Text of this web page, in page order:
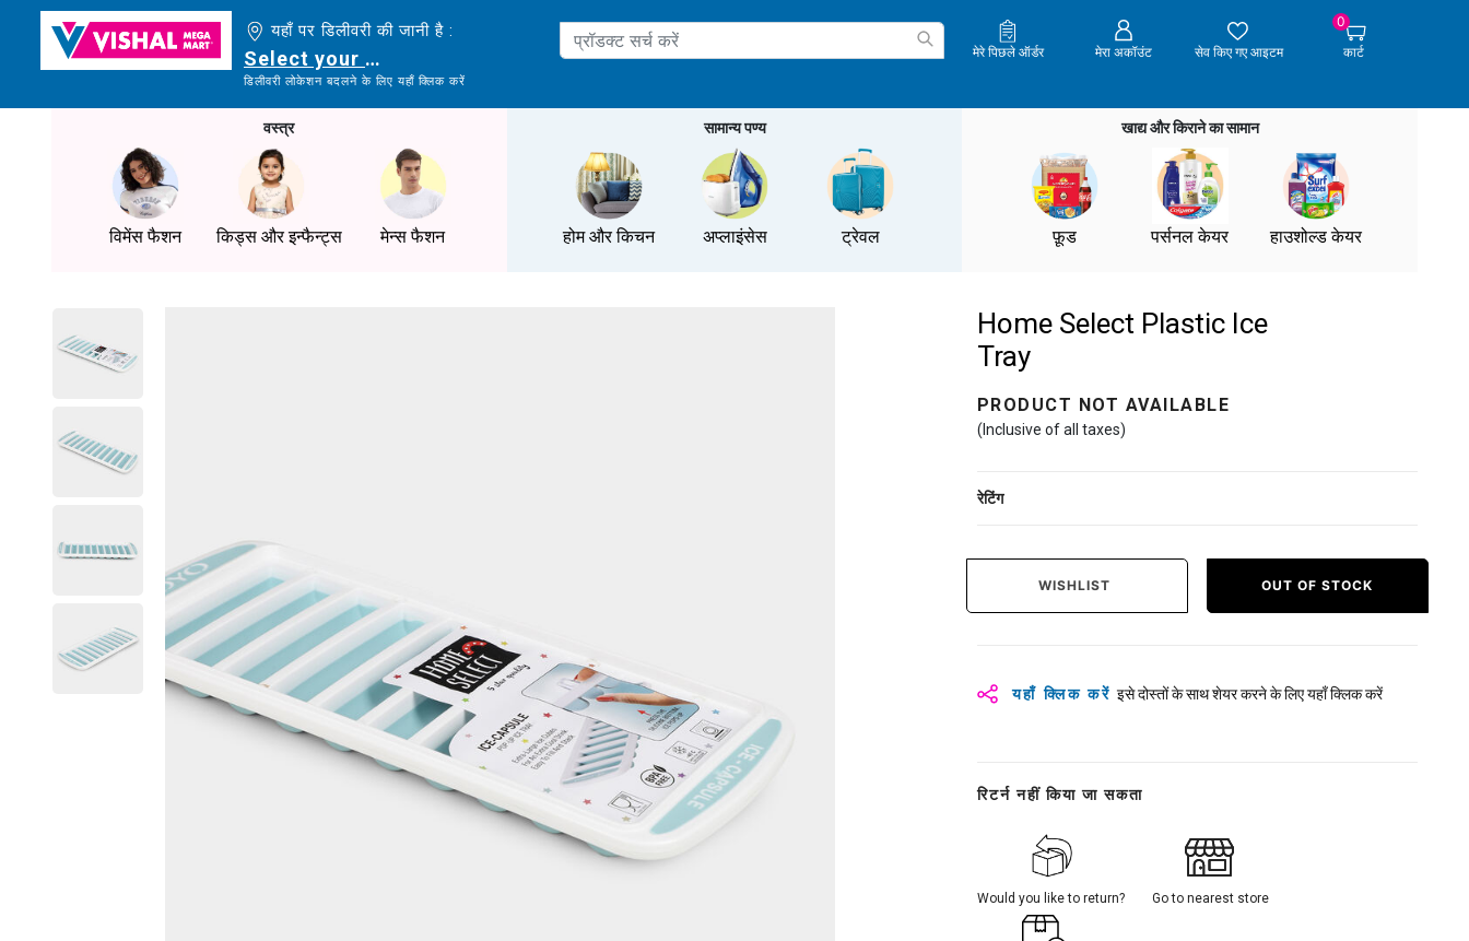
यहाँ पर डिलीवरी की जानी है :
Select your delivery location
डिलीवरी लोकेशन बदलने के लिए यहाँ क्लिक करें
मेरे पिछले ऑर्डर मेरा अकॉउंट सेव किए गए आइटम
0
कार्ट
वस्त्र
विमेंस फैशन किड्स और इन्फैन्ट्स मेन्स फैशन
सामान्य पण्य
होम और किचन अप्लाइंसेस ट्रेवल
खाद्य और किराने का सामान
फ़ूड पर्सनल केयर हाउशोल्ड केयर
Home Select Plastic Ice
Tray
PRODUCT NOT AVAILABLE
(Inclusive of all taxes)
रेटिंग
WISHLIST OUT OF STOCK
यहाँ क्लिक करें इसे दोस्तों के साथ शेयर करने के लिए यहाँ क्लिक करें
रिटर्न नहीं किया जा सकता
Would you like to return? Go to nearest store